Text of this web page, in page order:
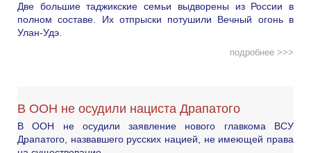
Две большие таджикские семьи выдворены из России в
полном составе. Их отпрыски потушили Вечный огонь в
Улан-Удэ.
подробнее >>>
В ООН не осудили нациста Драпатого
В ООН не осудили заявление нового главкома ВСУ
Драпатого, назвавшего русских нацией, не имеющей права